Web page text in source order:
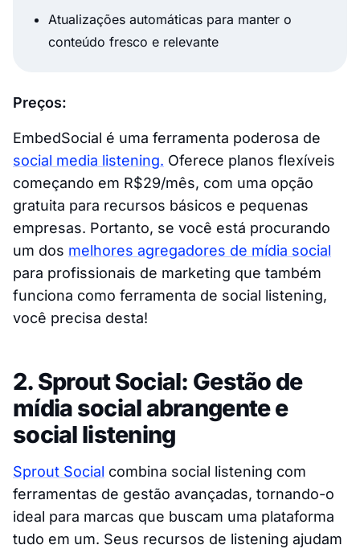
Atualizações automáticas para manter o
conteúdo fresco e relevante
Preços:
EmbedSocial é uma ferramenta poderosa de
social media listening. Oferece planos flexíveis
começando em R$29/mês, com uma opção
gratuita para recursos básicos e pequenas
empresas. Portanto, se você está procurando
um dos melhores agregadores de mídia social
para profissionais de marketing que também
funciona como ferramenta de social listening,
você precisa desta!
2. Sprout Social: Gestão de
mídia social abrangente e
social listening
Sprout Social combina social listening com
ferramentas de gestão avançadas, tornando-o
ideal para marcas que buscam uma plataforma
tudo em um. Seus recursos de listening ajudam